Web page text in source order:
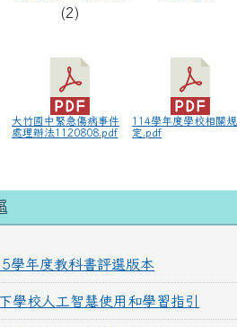
(2)
大竹國中緊急傷病事件
處理辦法1120808.pdf
114學年度學校相關規
定.pdf
容
學年度教科書評選版本
學校人工智慧使用和學習指引